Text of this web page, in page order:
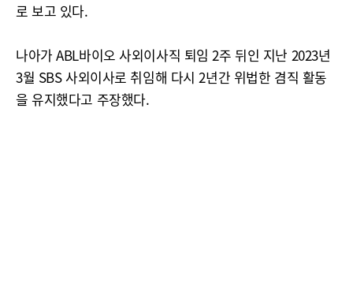
로 보고 있다.
나아가 ABL바이오 사외이사직 퇴임 2주 뒤인 지난 2023년
3월 SBS 사외이사로 취임해 다시 2년간 위법한 겸직 활동
을 유지했다고 주장했다.